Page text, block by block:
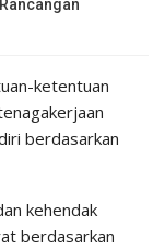
ketentuan
berdasarkan
kehendak
berdasarkan